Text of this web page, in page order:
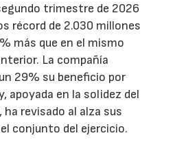
trimestre de 2026
récord de 2.030 millones
más que en el mismo
La compañía
29% su beneficio por
apoyada en la solidez del
revisado al alza sus
conjunto del ejercicio.